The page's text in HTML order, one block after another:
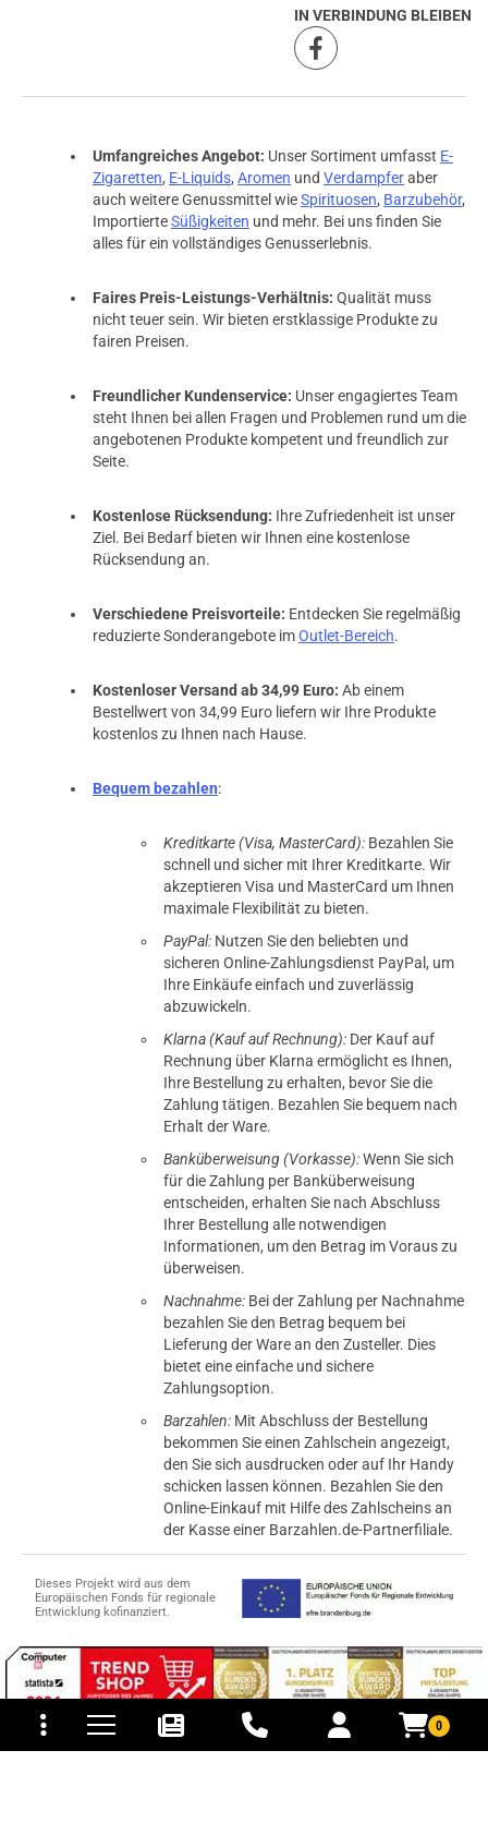
0
und Versandkosten
IN VERBINDUNG BLEIBEN
Umfangreiches Angebot: Unser Sortiment umfasst E-
Zigaretten, E-Liquids, Aromen und Verdampferaber
auch weitere Genussmittel wieSpirituosen, Barzubehör,
ImportierteSüßigkeiten und mehr. Bei uns finden Sie
alles für ein vollständiges Genusserlebnis.
Faires Preis-Leistungs-Verhältnis: Qualität muss
nicht teuer sein. Wir bieten erstklassige Produkte zu
fairen Preisen.
Freundlicher Kundenservice: Unser engagiertes Team
steht Ihnen bei allen Fragen und Problemen rund um die
angebotenen Produkte kompetent und freundlich zur
Seite.
Kostenlose Rücksendung: Ihre Zufriedenheit ist unser
Ziel. Bei Bedarf bieten wir Ihnen eine kostenlose
Rücksendung an.
Verschiedene Preisvorteile: Entdecken Sie regelmäßig
reduzierte Sonderangebote imOutlet-Bereich.
Kostenloser Versand ab 34,99 Euro: Ab einem
Bestellwert von 34,99 Euro liefern wir Ihre Produkte
kostenlos zu Ihnen nach Hause.
Bequem bezahlen:
Kreditkarte (Visa, MasterCard): Bezahlen Sie
schnell und sicher mit Ihrer Kreditkarte. Wir
akzeptieren Visa und MasterCard um Ihnen
maximale Flexibilität zu bieten.
PayPal: Nutzen Sie den beliebten und
sicheren Online-Zahlungsdienst PayPal, um
Ihre Einkäufe einfach und zuverlässig
abzuwickeln.
Klarna (Kauf auf Rechnung): Der Kauf auf
Rechnung über Klarna ermöglicht es Ihnen,
Ihre Bestellung zu erhalten, bevor Sie die
Zahlung tätigen. Bezahlen Sie bequem nach
Erhalt der Ware.
Banküberweisung (Vorkasse):Wenn Sie sich
für die Zahlung per Banküberweisung
entscheiden, erhalten Sie nach Abschluss
Ihrer Bestellung alle notwendigen
Informationen, um den Betrag im Voraus zu
überweisen.
Nachnahme: Bei der Zahlung per Nachnahme
bezahlen Sie den Betrag bequem bei
Lieferung der Ware an den Zusteller. Dies
bietet eine einfache und sichere
Zahlungsoption.
Barzahlen: Mit Abschluss der Bestellung
bekommen Sie einen Zahlschein angezeigt,
den Sie sich ausdrucken oder auf Ihr Handy
schicken lassen können. Bezahlen Sie den
Online-Einkauf mit Hilfe des Zahlscheins an
der Kasse einer Barzahlen.de-Partnerfiliale.
Dieses Projekt wird aus dem
Europäischen Fonds für regionale
Entwicklung kofinanziert.
© 2015-2026 PB-ViGoods GmbH